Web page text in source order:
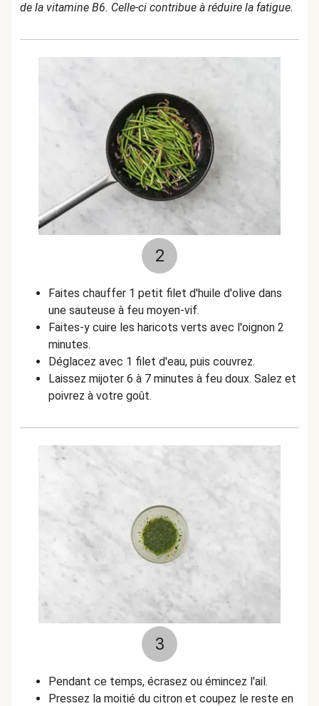
de la vitamine B6. Celle-ci contribue à réduire la fatigue.
2
Faites chauffer 1 petit filet d'huile d'olive dans
une sauteuse à feu moyen-vif.
Faites-y cuire les haricots verts avec l'oignon 2
minutes.
Déglacez avec 1 filet d'eau, puis couvrez.
Laissez mijoter 6 à 7 minutes à feu doux. Salez et
poivrez à votre goût.
3
Pendant ce temps, écrasez ou émincez l'ail.
Pressez la moitié du citron et coupez le reste en